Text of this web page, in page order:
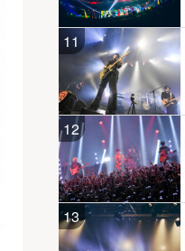
11
12
13